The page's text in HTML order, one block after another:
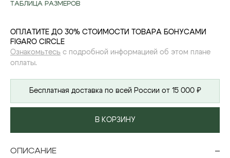
ТАБЛИЦА РАЗМЕРОВ
ОПЛАТИТЕ ДО 30% СТОИМОСТИ ТОВАРА БОНУСАМИ
FIGARO CIRCLE
Ознакомьтесь с подробной информацией об этом плане
оплаты.
Бесплатная доставка по всей России от 15 000 ₽
В КОРЗИНУ
ОПИСАНИЕ